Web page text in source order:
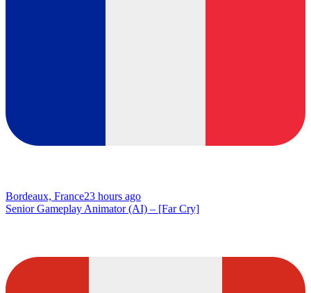
Bordeaux, France23 hours ago
Senior Gameplay Animator (AI) – [Far Cry]